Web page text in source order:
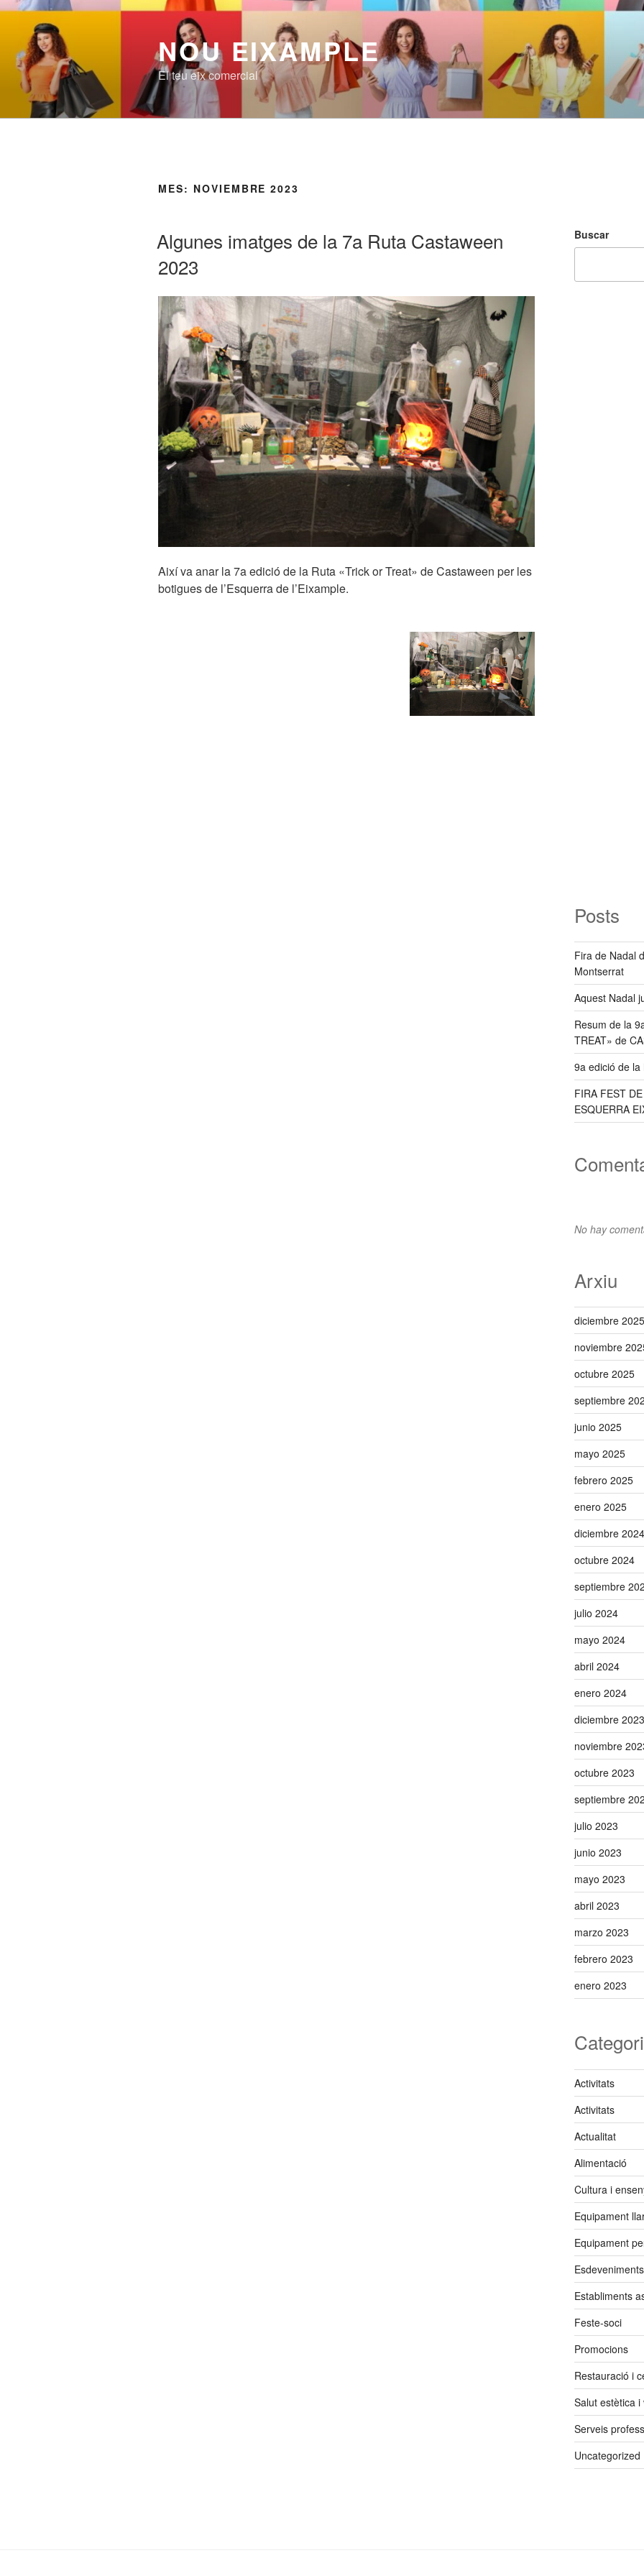
Saltar
contenido
NOU EIXAMPLE
El teu eix comercial
MES: NOVIEMBRE 2023
EL
Algunes imatges de la 7a Ruta Castaween
2023
Així va anar la 7a edició de la Ruta «Trick or Treat» de Castaween per les
botigues de l’Esquerra de l’Eixample.
Buscar
Posts
Fira de Nadal
Montserrat
Aquest Nadal
Resum de la
TREAT» de
9a edició de la
FIRA FEST
ESQUERRA
No hay
Arxiu
diciembre 2025
noviembre
octubre 2025
septiembre
junio 2025
mayo 2025
febrero 2025
enero 2025
diciembre 2024
octubre 2024
septiembre
julio 2024
mayo 2024
abril 2024
enero 2024
diciembre 2023
noviembre
octubre 2023
septiembre
julio 2023
junio 2023
mayo 2023
abril 2023
marzo 2023
febrero 2023
enero 2023
Activitats
Activitats
Actualitat
Alimentació
Cultura i
Equipament
Equipament
Esdeveniments
Establiments
Feste-soci
Promocions
Restauració i
Salut estètica i
Serveis
Uncategorized